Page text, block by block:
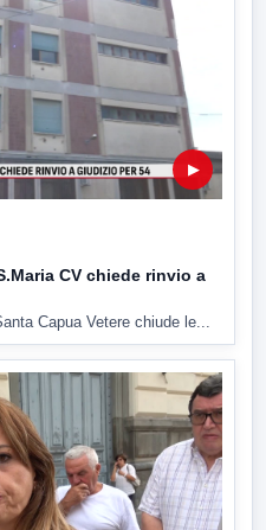
▶
CV chiede rinvio a
Capua Vetere chiude le...